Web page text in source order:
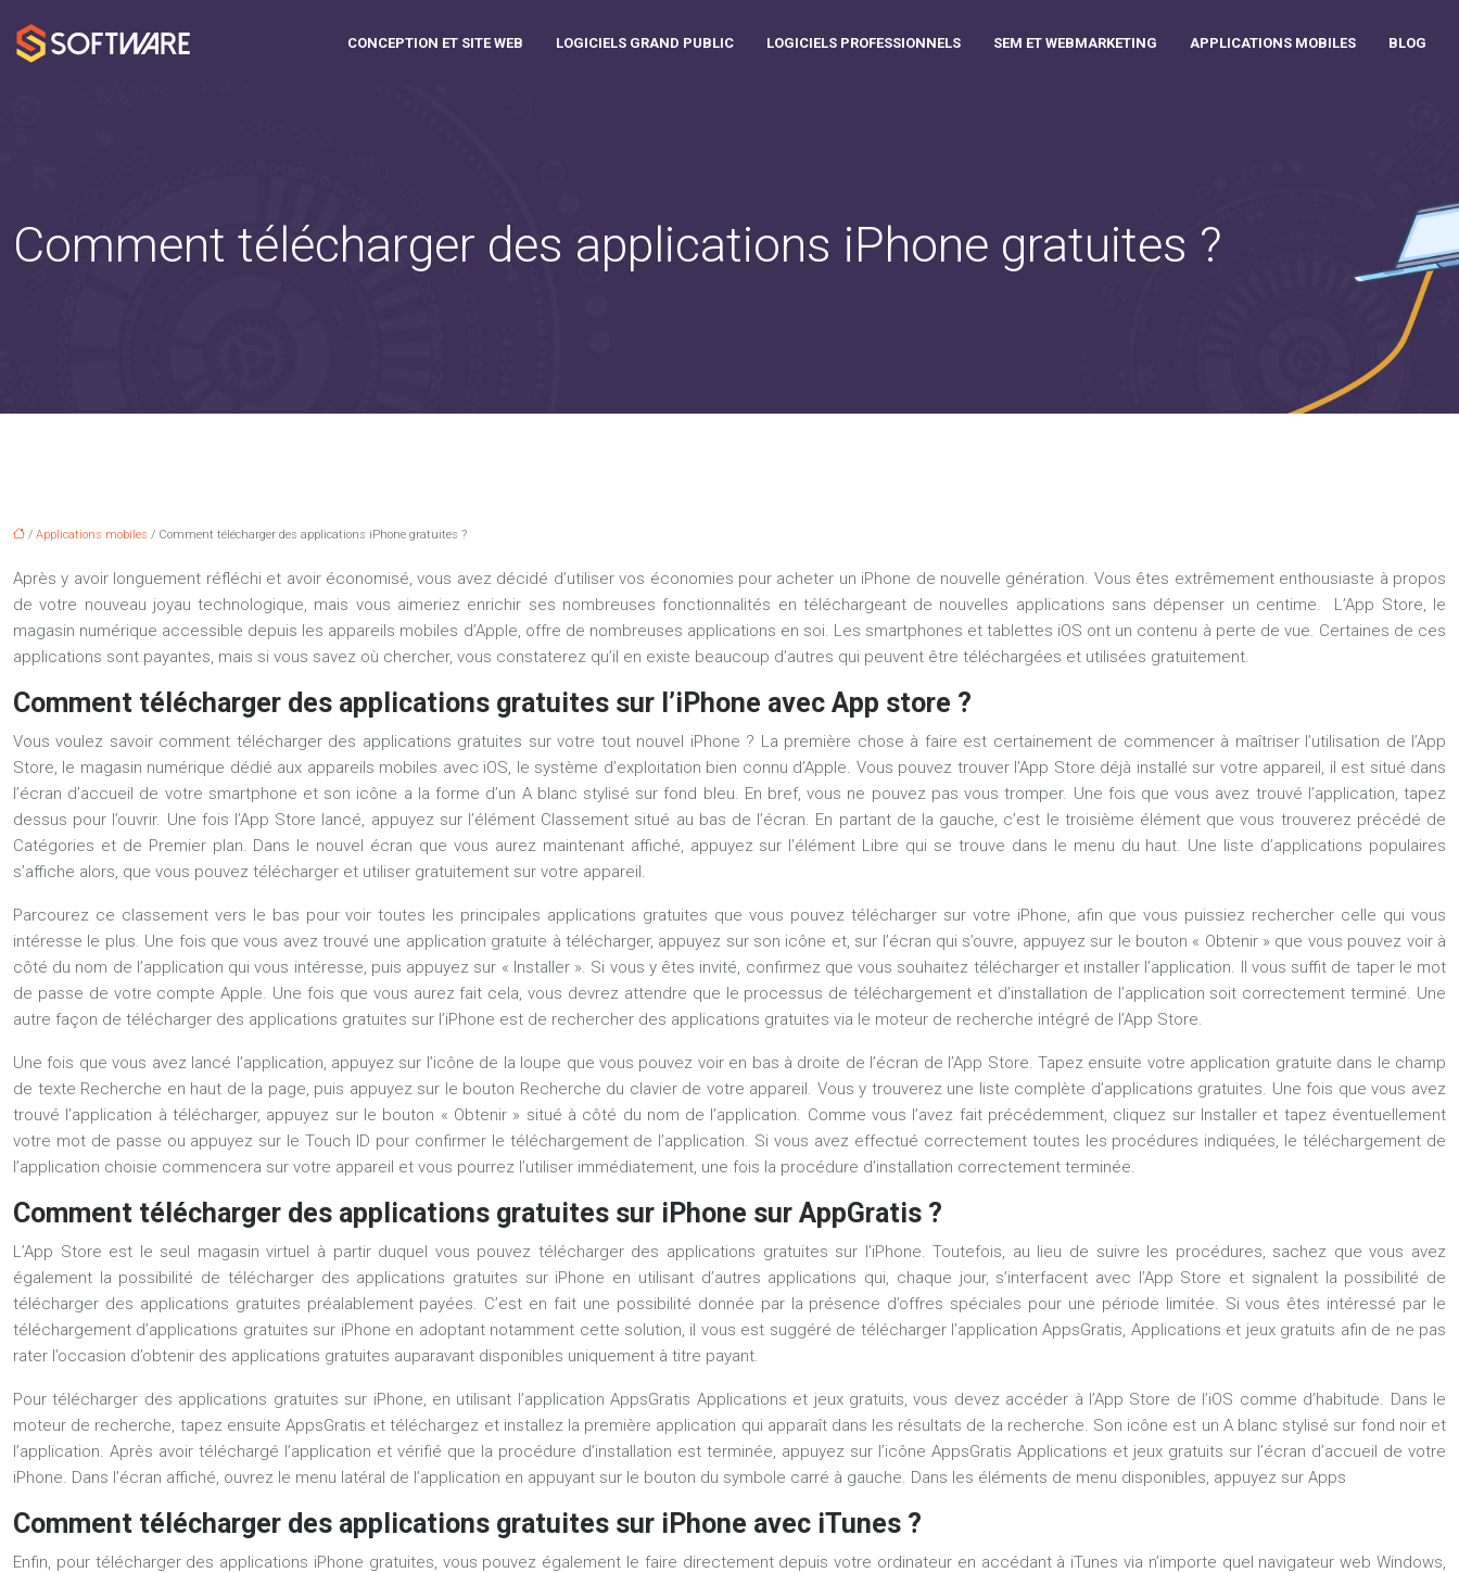
CONCEPTION ET SITE WEB LOGICIELS GRAND PUBLIC LOGICIELS PROFESSIONNELS SEM ET WEBMARKETING APPLICATIONS MOBILES BLOG
Comment télécharger des applications iPhone gratuites ?
/ Applications mobiles / Comment télécharger des applications iPhone gratuites ?
Après y avoir longuement réfléchi et avoir économisé, vous avez décidé d’utiliser vos économies pour acheter un iPhone de nouvelle génération. Vous êtes extrêmement enthousiaste à propos
de votre nouveau joyau technologique, mais vous aimeriez enrichir ses nombreuses fonctionnalités en téléchargeant de nouvelles applications sans dépenser un centime. L’App Store, le
magasin numérique accessible depuis les appareils mobiles d’Apple, offre de nombreuses applications en soi. Les smartphones et tablettes iOS ont un contenu à perte de vue. Certaines de ces
applications sont payantes, mais si vous savez où chercher, vous constaterez qu’il en existe beaucoup d’autres qui peuvent être téléchargées et utilisées gratuitement.
Comment télécharger des applications gratuites sur l’iPhone avec App store ?
Vous voulez savoir comment télécharger des applications gratuites sur votre tout nouvel iPhone ? La première chose à faire est certainement de commencer à maîtriser l’utilisation de l’App
Store, le magasin numérique dédié aux appareils mobiles avec iOS, le système d’exploitation bien connu d’Apple. Vous pouvez trouver l’App Store déjà installé sur votre appareil, il est situé dans
l’écran d’accueil de votre smartphone et son icône a la forme d’un A blanc stylisé sur fond bleu. En bref, vous ne pouvez pas vous tromper. Une fois que vous avez trouvé l’application, tapez
dessus pour l’ouvrir. Une fois l’App Store lancé, appuyez sur l’élément Classement situé au bas de l’écran. En partant de la gauche, c’est le troisième élément que vous trouverez précédé de
Catégories et de Premier plan. Dans le nouvel écran que vous aurez maintenant affiché, appuyez sur l’élément Libre qui se trouve dans le menu du haut. Une liste d’applications populaires
s’affiche alors, que vous pouvez télécharger et utiliser gratuitement sur votre appareil.
Parcourez ce classement vers le bas pour voir toutes les principales applications gratuites que vous pouvez télécharger sur votre iPhone, afin que vous puissiez rechercher celle qui vous
intéresse le plus. Une fois que vous avez trouvé une application gratuite à télécharger, appuyez sur son icône et, sur l’écran qui s’ouvre, appuyez sur le bouton « Obtenir » que vous pouvez voir à
côté du nom de l’application qui vous intéresse, puis appuyez sur « Installer ». Si vous y êtes invité, confirmez que vous souhaitez télécharger et installer l’application. Il vous suffit de taper le mot
de passe de votre compte Apple. Une fois que vous aurez fait cela, vous devrez attendre que le processus de téléchargement et d’installation de l’application soit correctement terminé. Une
autre façon de télécharger des applications gratuites sur l’iPhone est de rechercher des applications gratuites via le moteur de recherche intégré de l’App Store.
Une fois que vous avez lancé l’application, appuyez sur l’icône de la loupe que vous pouvez voir en bas à droite de l’écran de l’App Store. Tapez ensuite votre application gratuite dans le champ
de texte Recherche en haut de la page, puis appuyez sur le bouton Recherche du clavier de votre appareil. Vous y trouverez une liste complète d’applications gratuites. Une fois que vous avez
trouvé l’application à télécharger, appuyez sur le bouton « Obtenir » situé à côté du nom de l’application. Comme vous l’avez fait précédemment, cliquez sur Installer et tapez éventuellement
votre mot de passe ou appuyez sur le Touch ID pour confirmer le téléchargement de l’application. Si vous avez effectué correctement toutes les procédures indiquées, le téléchargement de
l’application choisie commencera sur votre appareil et vous pourrez l’utiliser immédiatement, une fois la procédure d’installation correctement terminée.
Comment télécharger des applications gratuites sur iPhone sur AppGratis ?
L’App Store est le seul magasin virtuel à partir duquel vous pouvez télécharger des applications gratuites sur l’iPhone. Toutefois, au lieu de suivre les procédures, sachez que vous avez
également la possibilité de télécharger des applications gratuites sur iPhone en utilisant d’autres applications qui, chaque jour, s’interfacent avec l’App Store et signalent la possibilité de
télécharger des applications gratuites préalablement payées. C’est en fait une possibilité donnée par la présence d’offres spéciales pour une période limitée. Si vous êtes intéressé par le
téléchargement d’applications gratuites sur iPhone en adoptant notamment cette solution, il vous est suggéré de télécharger l’application AppsGratis, Applications et jeux gratuits afin de ne pas
rater l’occasion d’obtenir des applications gratuites auparavant disponibles uniquement à titre payant.
Pour télécharger des applications gratuites sur iPhone, en utilisant l’application AppsGratis Applications et jeux gratuits, vous devez accéder à l’App Store de l’iOS comme d’habitude. Dans le
moteur de recherche, tapez ensuite AppsGratis et téléchargez et installez la première application qui apparaît dans les résultats de la recherche. Son icône est un A blanc stylisé sur fond noir et
l’application. Après avoir téléchargé l’application et vérifié que la procédure d’installation est terminée, appuyez sur l’icône AppsGratis Applications et jeux gratuits sur l’écran d’accueil de votre
iPhone. Dans l’écran affiché, ouvrez le menu latéral de l’application en appuyant sur le bouton du symbole carré à gauche. Dans les éléments de menu disponibles, appuyez sur Apps
Comment télécharger des applications gratuites sur iPhone avec iTunes ?
Enfin, pour télécharger des applications iPhone gratuites, vous pouvez également le faire directement depuis votre ordinateur en accédant à iTunes via n’importe quel navigateur web Windows,